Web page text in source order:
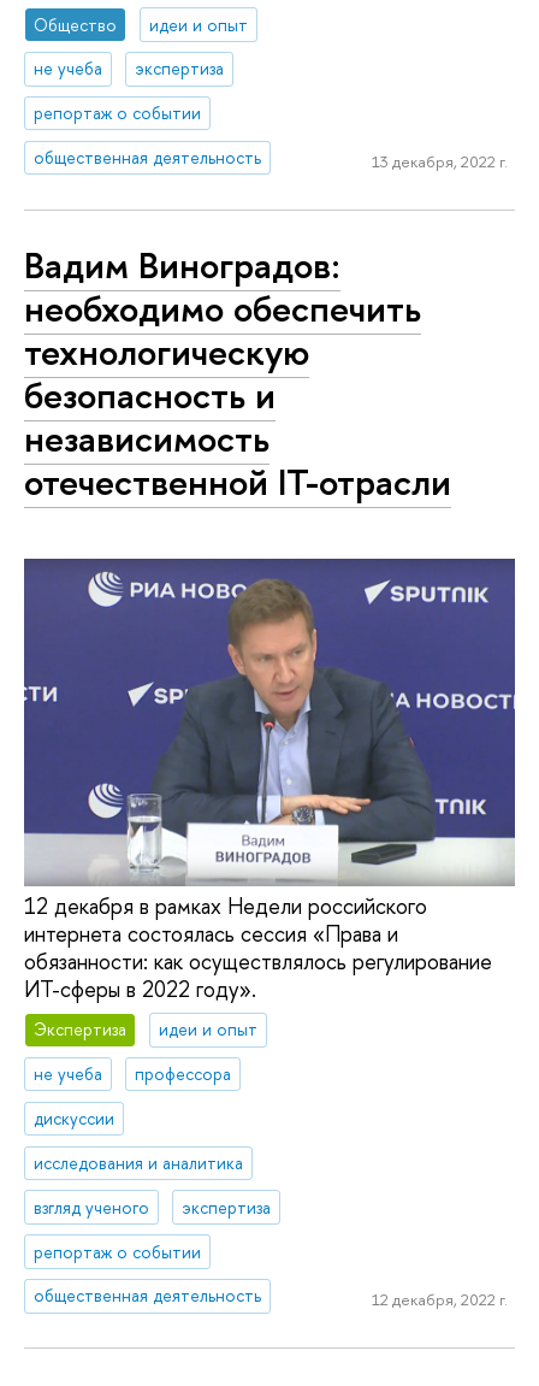
Общество
идеи и опыт
не учеба
экспертиза
репортаж о событии
общественная деятельность
13 декабря, 2022 г.
Вадим Виноградов:
необходимо обеспечить
технологическую
безопасность и
независимость
отечественной IT-отрасли
12 декабря в рамках Недели российского
интернета состоялась сессия «Права и
обязанности: как осуществлялось регулирование
ИТ-сферы в 2022 году».
Экспертиза
идеи и опыт
не учеба
профессора
дискуссии
исследования и аналитика
взгляд ученого
экспертиза
репортаж о событии
общественная деятельность
12 декабря, 2022 г.